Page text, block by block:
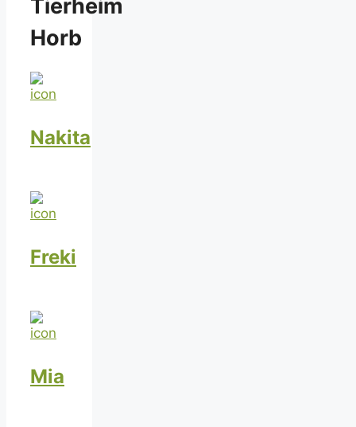
Tierheim
Horb
Nakita
Freki
Mia